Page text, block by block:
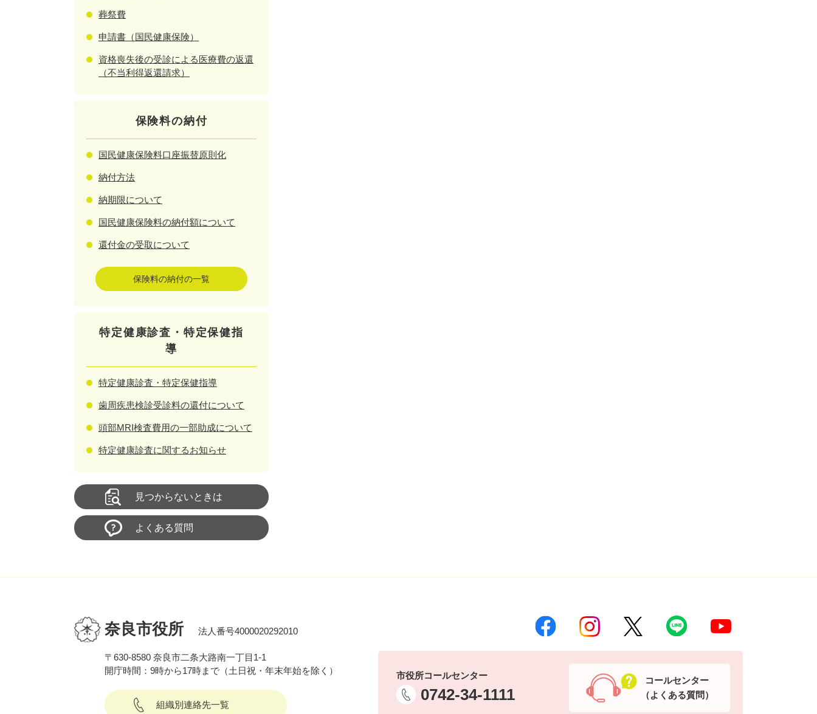
葬祭費
申請書（国民健康保険）
資格喪失後の受診による医療費の返還
（不当利得返還請求）
保険料の納付
国民健康保険料口座振替原則化
納付方法
納期限について
国民健康保険料の納付額について
還付金の受取について
保険料の納付の一覧
特定健康診査・特定保健指
導
特定健康診査・特定保健指導
歯周疾患検診受診料の還付について
頭部MRI検査費用の一部助成について
特定健康診査に関するお知らせ
見つからないときは
よくある質問
奈良市役所 法人番号4000020292010
〒630-8580 奈良市二条大路南一丁目1-1
開庁時間：9時から17時まで（土日祝・年末年始を除く）
組織別連絡先一覧
市役所コールセンター
0742-34-1111
コールセンター
（よくある質問）